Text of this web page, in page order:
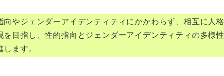
やジェンダーアイデンティティにかかわらず、相互に人
を目指し、性的指向とジェンダーアイデンティティの多様
ます。